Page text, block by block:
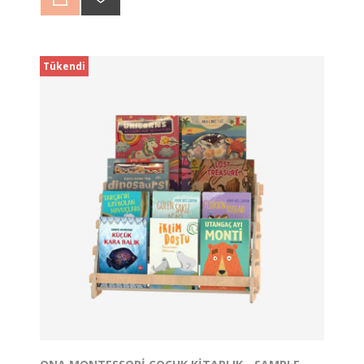
Zürafa Duvar Panosunu çift taraflı bant yardımı ile
kolayca duvara asabilirsiniz.
Tükendi